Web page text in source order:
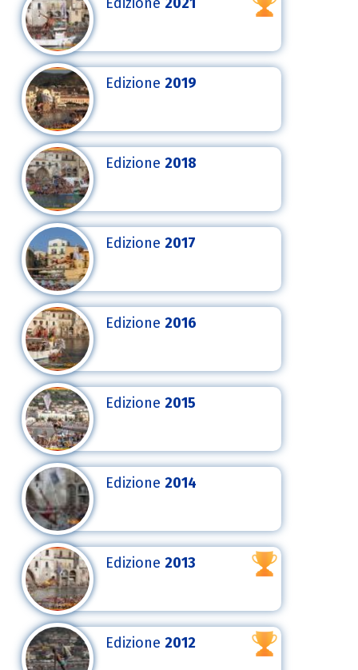
Edizione 2021
Edizione2019
Edizione2018
Edizione2017
Edizione2016
Edizione2015
Edizione2014
Edizione2013
Edizione2012